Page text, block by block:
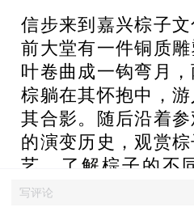
信步来到嘉兴棕子
前大堂有一件铜质
叶卷曲成一钩弯月
棕躺在其怀抱中，
其合影。随后沿着
的演变历史，观赏
艺，了解棕子的不
道，体悟江南稻米